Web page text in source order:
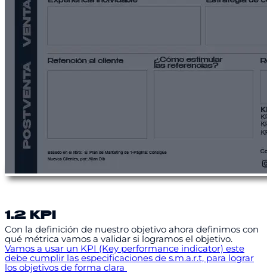
1.2 KPI
Con la definición de nuestro objetivo ahora definimos con
qué métrica vamos a validar si logramos el objetivo.
Vamos a usar un KPI (Key performance indicator) este
debe cumplir las especificaciones de s.m.a.r.t, para lograr
los objetivos de forma clara